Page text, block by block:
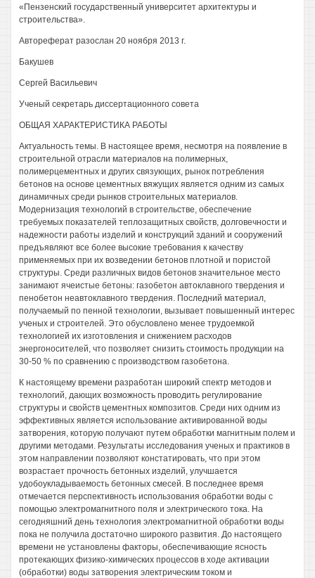
«Пензенский государственный университет архитектуры и
строительства».
Автореферат разослан 20 ноября 2013 г.
Бакушев
Сергей Васильевич
Ученый секретарь диссертационного совета
ОБЩАЯ ХАРАКТЕРИСТИКА РАБОТЫ
Актуальность темы. В настоящее время, несмотря на появление в
строительной отрасли материалов на полимерных,
полимерцементных и других связующих, рынок потребления
бетонов на основе цементных вяжущих является одним из самых
динамичных среди рынков строительных материалов.
Модернизация технологий в строительстве, обеспечение
требуемых показателей теплозащитных свойств, долговечности и
надежности работы изделий и конструкций зданий и сооружений
предъявляют все более высокие требования к качеству
применяемых при их возведении бетонов плотной и пористой
структуры. Среди различных видов бетонов значительное место
занимают ячеистые бетоны: газобетон автоклавного твердения и
пенобетон неавтоклавного твердения. Последний материал,
получаемый по пенной технологии, вызывает повышенный интерес
ученых и строителей. Это обусловлено менее трудоемкой
технологией их изготовления и снижением расходов
энергоносителей, что позволяет снизить стоимость продукции на
30-50 % по сравнению с производством газобетона.
К настоящему времени разработан широкий спектр методов и
технологий, дающих возможность проводить регулирование
структуры и свойств цементных композитов. Среди них одним из
эффективных является использование активированной воды
затворения, которую получают путем обработки магнитным полем и
другими методами. Результаты исследования ученых и практиков в
этом направлении позволяют констатировать, что при этом
возрастает прочность бетонных изделий, улучшается
удобоукладываемость бетонных смесей. В последнее время
отмечается перспективность использования обработки воды с
помощью электромагнитного поля и электрического тока. На
сегодняшний день технология электромагнитной обработки воды
пока не получила достаточно широкого развития. До настоящего
времени не установлены факторы, обеспечивающие ясность
протекающих физико-химических процессов в ходе активации
(обработки) воды затворения электрическим током и